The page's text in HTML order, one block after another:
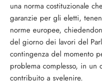
una norma costituzionale
garanzie per gli eletti,
norme europee,
del giorno dei lavori del
contingenza del momento
problema complesso, in un
contribuito a svelenire.